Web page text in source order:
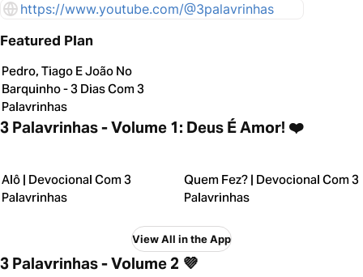
https://www.youtube.com/@3palavrinhas
Featured Plan
Pedro, Tiago E João No
Barquinho - 3 Dias Com 3
Palavrinhas
3 Palavrinhas - Volume 1: Deus É Amor! ❤️
Alô | Devocional Com 3
Palavrinhas
Quem Fez? | Devocional Com 3
Palavrinhas
View All in the App
3 Palavrinhas - Volume 2 💜